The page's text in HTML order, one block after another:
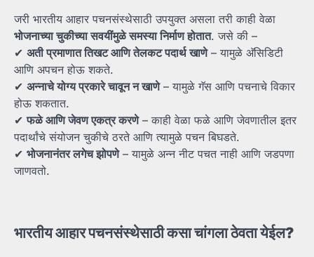
जरी भारतीय आहार पचनसंस्थेसाठी उपयुक्त असला तरी काही वेळा
भोजनाच्याचुकीच्यासवयींमुळेसमस्यानिर्माणहोतात. जसे की –
✔ अतीप्रमाणाततिखटआणितेलकटपदार्थखाणे– यामुळे अ‍ॅसिडिटी
आणि अपचन होऊ शकते.
✔ अन्नाचेयोग्यप्रकारेचावूननखाणे– यामुळे गॅस आणि पचनाचे विकार
होऊ शकतात.
✔फळेआणिजेवणएकत्रकरणे– काही वेळा फळे आणि जेवणातील इतर
पदार्थांचे संयोजन चुकीचे ठरते आणि त्यामुळे पचन बिघडते.
✔ भोजनानंतरलगेचझोपणे– यामुळे अन्न नीट पचत नाही आणि जडपणा
जाणवतो.
भारतीयआहारपचनसंस्थेसाठीकसाचांगलाठेवतायेईल?